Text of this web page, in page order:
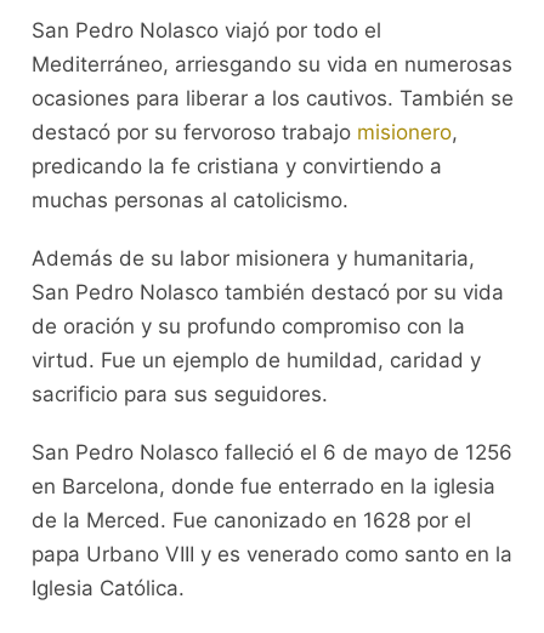
San Pedro Nolasco viajó por todo el
Mediterráneo, arriesgando su vida en numerosas
ocasiones para liberar a los cautivos. También se
destacó por su fervoroso trabajo misionero,
predicando la fe cristiana y convirtiendo a
muchas personas al catolicismo.
Además de su labor misionera y humanitaria,
San Pedro Nolasco también destacó por su vida
de oración y su profundo compromiso con la
virtud. Fue un ejemplo de humildad, caridad y
sacrificio para sus seguidores.
San Pedro Nolasco falleció el 6 de mayo de 1256
en Barcelona, donde fue enterrado en la iglesia
de la Merced. Fue canonizado en 1628 por el
papa Urbano VIII y es venerado como santo en la
Iglesia Católica.